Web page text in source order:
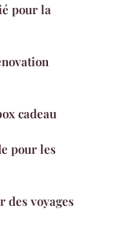
pour la
cadeau
pour les
des voyages